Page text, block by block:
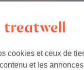
cookies et ceux de
et les